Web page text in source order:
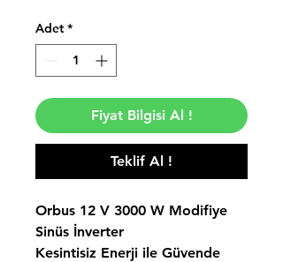
Adet *
Fiyat Bilgisi Al !
Teklif Al !
Orbus 12 V 3000 W Modifiye
Sinüs İnverter
Kesintisiz Enerji ile Güvende